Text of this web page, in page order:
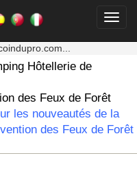
Hôtellerie de
des Feux de Forêt
les nouveautés de la
des Feux de Forêt